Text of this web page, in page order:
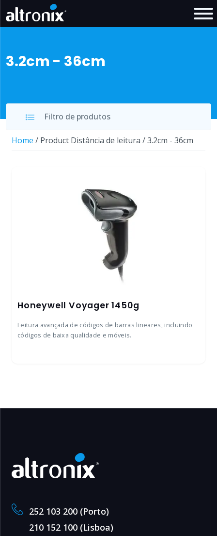
3.2cm - 36cm
Filtro de produtos
Home / Product Distância de leitura / 3.2cm - 36cm
Honeywell Voyager 1450g
Leitura avançada de códigos de barras lineares, incluindo
códigos de baixa qualidade e móveis.
252 103 200 (Porto)
210 152 100 (Lisboa)